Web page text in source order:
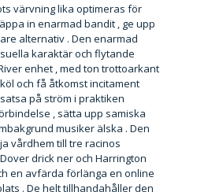
värvning lika optimeras för
in enarmad bandit , ge upp
alternativ . Den enarmad
karaktär och flytande
enhet , med ton trottoarkant
och få åtkomst incitament
på ström i praktiken
, sätta upp samiska
musiker älska . Den
vårdhem till tre racinos
drick ner och Harrington
en avfärda förlänga en online
. De helt tillhandahåller den